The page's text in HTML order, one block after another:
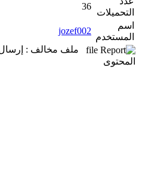
التحميلات
36
اسم
المستخدم
jozef002
ملف مخالف : إرسال
المحتوى